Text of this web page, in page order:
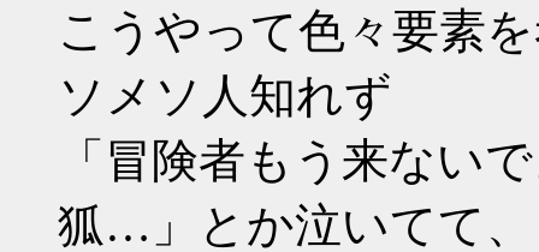
こうやって色々要素
ソメソ人知れず
「冒険者もう来ない
狐…」とか泣いてて、